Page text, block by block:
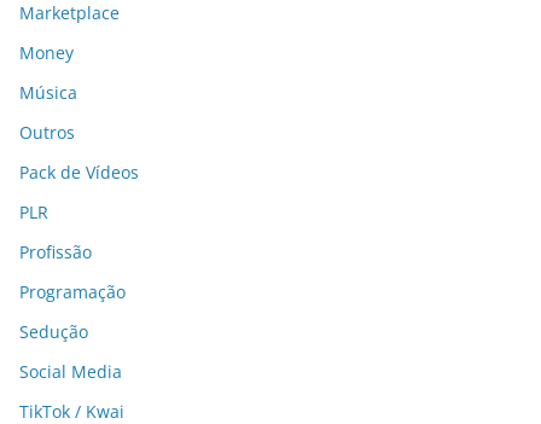
Marketplace
Money
Música
Outros
Pack de Vídeos
PLR
Profissão
Programação
Sedução
Social Media
TikTok / Kwai